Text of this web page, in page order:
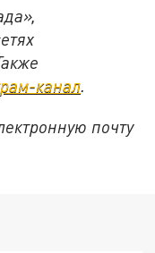
канал.
почту